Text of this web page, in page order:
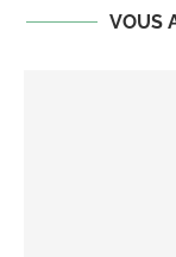
VOUS